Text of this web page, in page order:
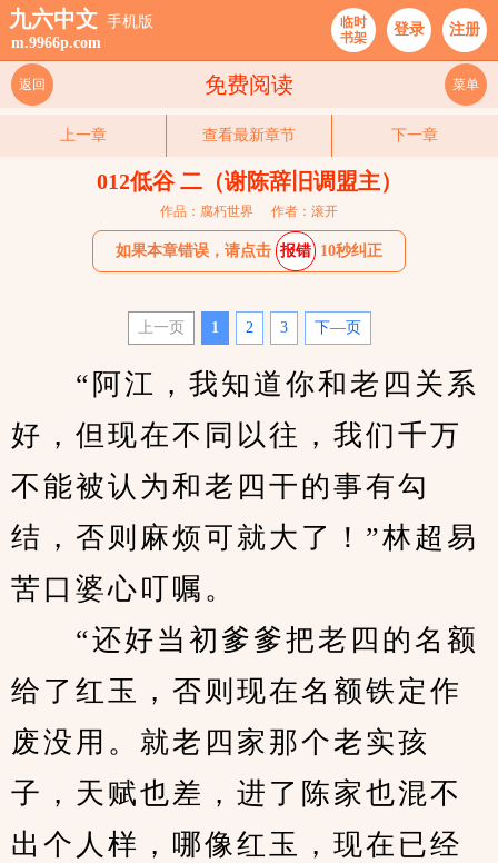
九六中文 手机版
m.9966p.com
临时
书架
登录 注册
免费阅读
返回 菜单
上一章 查看最新章节 下一章
012低谷 二（谢陈辞旧调盟主）
作品：腐朽世界 作者：滚开
如果本章错误，请点击 报错 10秒纠正
上一页 1 2 3 下—页
“阿江，我知道你和老四关系
好，但现在不同以往，我们千万
不能被认为和老四干的事有勾
结，否则麻烦可就大了！”林超易
苦口婆心叮嘱。
“还好当初爹爹把老四的名额
给了红玉，否则现在名额铁定作
废没用。就老四家那个老实孩
子，天赋也差，进了陈家也混不
出个人样，哪像红玉，现在已经